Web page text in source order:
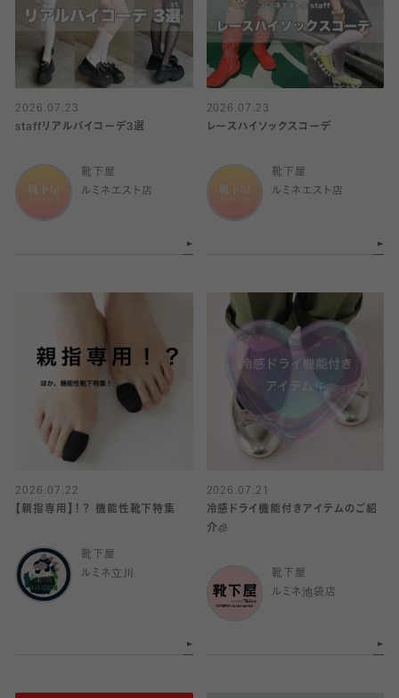
2026.07.23
staffリアルバイコーデ3選
靴下屋
ルミネエスト店
2026.07.23
レースハイソックスコーデ
靴下屋
ルミネエスト店
2026.07.22
【親指専用】！？ 機能性靴下特集
靴下屋
ルミネ立川
2026.07.21
冷感ドライ機能付きアイテムのご紹
介🧊
靴下屋
ルミネ池袋店